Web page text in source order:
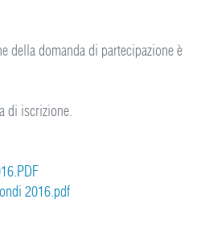
della domanda di partecipazione è
di iscrizione.
2016.pdf